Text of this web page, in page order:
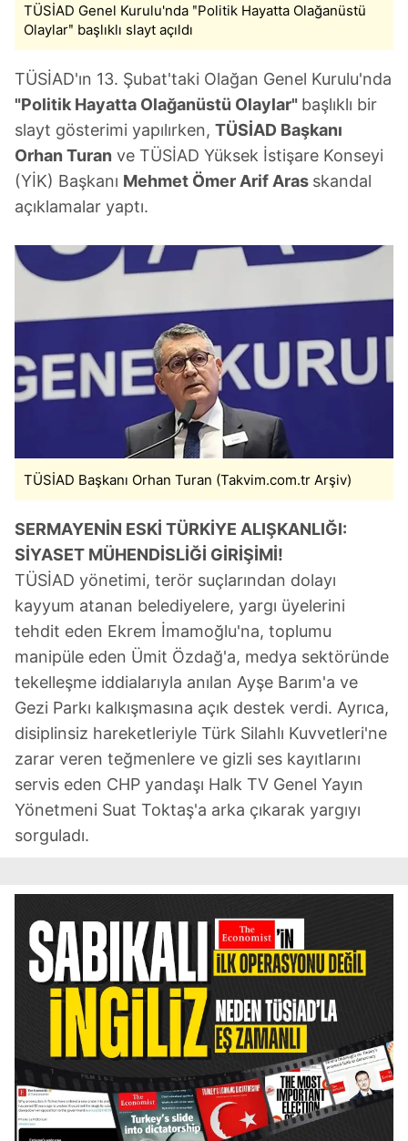
TÜSİAD Genel Kurulu'nda ʺPolitik Hayatta Olağanüstü
Olaylarʺ başlıklı slayt açıldı
TÜSİAD'ın 13. Şubat'taki Olağan Genel Kurulu'nda
"Politik Hayatta Olağanüstü Olaylar" başlıklı bir
slayt gösterimi yapılırken, TÜSİAD Başkanı
Orhan Turan ve TÜSİAD Yüksek İstişare Konseyi
(YİK) Başkanı Mehmet Ömer Arif Aras skandal
açıklamalar yaptı.
TÜSİAD Başkanı Orhan Turan (Takvim.com.tr Arşiv)
SERMAYENİN ESKİ TÜRKİYE ALIŞKANLIĞI:
SİYASET MÜHENDİSLİĞİ GİRİŞİMİ!
TÜSİAD yönetimi, terör suçlarından dolayı
kayyum atanan belediyelere, yargı üyelerini
tehdit eden Ekrem İmamoğlu'na, toplumu
manipüle eden Ümit Özdağ'a, medya sektöründe
tekelleşme iddialarıyla anılan Ayşe Barım'a ve
Gezi Parkı kalkışmasına açık destek verdi. Ayrıca,
disiplinsiz hareketleriyle Türk Silahlı Kuvvetleri'ne
zarar veren teğmenlere ve gizli ses kayıtlarını
servis eden CHP yandaşı Halk TV Genel Yayın
Yönetmeni Suat Toktaş'a arka çıkarak yargıyı
sorguladı.